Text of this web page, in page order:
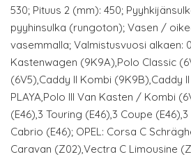
530; Pituus 2 (mm): 450;
pyyhinsulka (rungoton); Vasen /
vasemmalla; Valmistusvuosi alkaen:
Kastenwagen (9K9A),Polo Classic
(6V5),Caddy II Kombi (9K9B),Caddy
PLAYA,Polo III Van Kasten / Kombi
(E46),3 Touring (E46),3 Coupe
Cabrio (E46); OPEL: Corsa C
Caravan (Z02),Vectra C Limousine